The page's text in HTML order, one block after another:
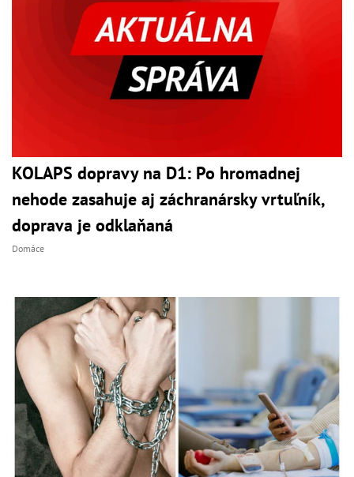
KOLAPS dopravy na D1: Po hromadnej
nehode zasahuje aj záchranársky vrtuľník,
doprava je odklaňaná
Domáce